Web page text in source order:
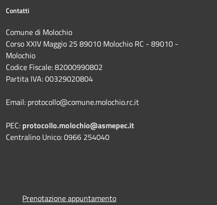
Contatti
Comune di Molochio
Corso XXIV Maggio 25 89010 Molochio RC - 89010 -
Molochio
Codice Fiscale: 82000990802
Partita IVA: 00329020804
Email: protocollo@comune.molochio.rc.it
PEC: protocollo.molochio@asmepec.it
Centralino Unico: 0966 254040
Prenotazione appuntamento